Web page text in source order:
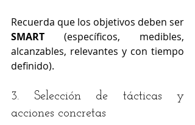
SMART (específicos, medibles,
alcanzables, relevantes y con tiempo
definido).
3. Selección de tácticas y
acciones concretas